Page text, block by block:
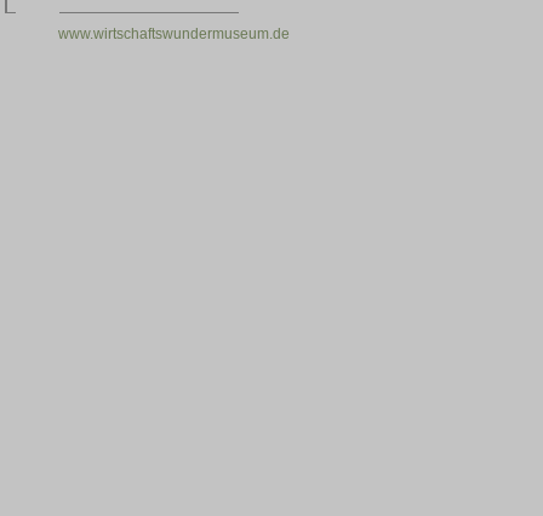
www.wirtschaftswundermuseum.de